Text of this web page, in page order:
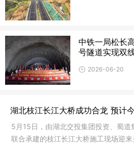
中铁一局松长
号隧道实现双
2026-06-20
湖北枝江长江大桥成功合龙 预计
5月15日，由湖北交投集团投资、蜀道
联合承建的枝江长江大桥施工现场迎